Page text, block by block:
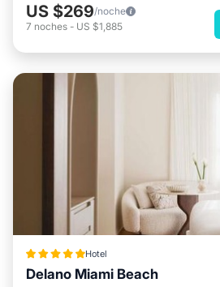
US $269/noche
7 noches - US $1,885
Hotel
Delano Miami Beach